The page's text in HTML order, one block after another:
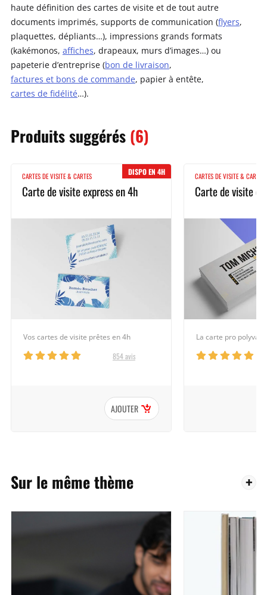
haute définition des cartes de visite et de tout autre
documents imprimés, supports de communication (flyers,
plaquettes, dépliants…), impressions grands formats
(kakémonos, affiches, drapeaux, murs d’images…) ou
papeterie d’entreprise (bon de livraison,
factures et bons de commande, papier à entête,
cartes de fidélité…).
Produitssuggérés(6)
DISPO EN 4H
CARTES DE VISITE & CARTES
Carte de visite express en 4h
Vos cartes de visite prêtes en 4h
854 avis
AJOUTER
CARTES DE VISITE & CARTES
Carte de visite
La carte pro
Sur le même thème